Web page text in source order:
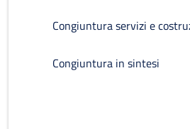
Congiuntura servizi e
Congiuntura in sintesi